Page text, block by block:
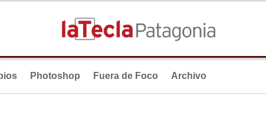
Photoshop Fuera de Foco Archivo